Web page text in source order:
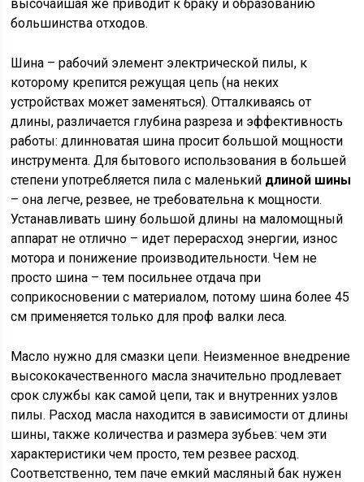
высочайшая же приводит к браку и образованию
большинства отходов.
Шина – рабочий элемент электрической пилы, к
которому крепится режущая цепь (на неких
устройствах может заменяться). Отталкиваясь от
длины, различается глубина разреза и эффективность
работы: длинноватая шина просит большой мощности
инструмента. Для бытового использования в большей
степени употребляется пила с маленький длиной шины
– она легче, резвее, не требовательна к мощности.
Устанавливать шину большой длины на маломощный
аппарат не отлично – идет перерасход энергии, износ
мотора и понижение производительности. Чем не
просто шина – тем посильнее отдача при
соприкосновении с материалом, потому шина более 45
см применяется только для проф валки леса.
Масло нужно для смазки цепи. Неизменное внедрение
высококачественного масла значительно продлевает
срок службы как самой цепи, так и внутренних узлов
пилы. Расход масла находится в зависимости от длины
шины, также количества и размера зубьев: чем эти
характеристики чем просто, тем резвее расход.
Соответственно, тем паче емкий масляный бак нужен